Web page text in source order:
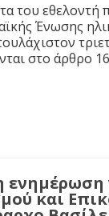
του
Ένωσης
στο άρθρο
ενημέρωση
και